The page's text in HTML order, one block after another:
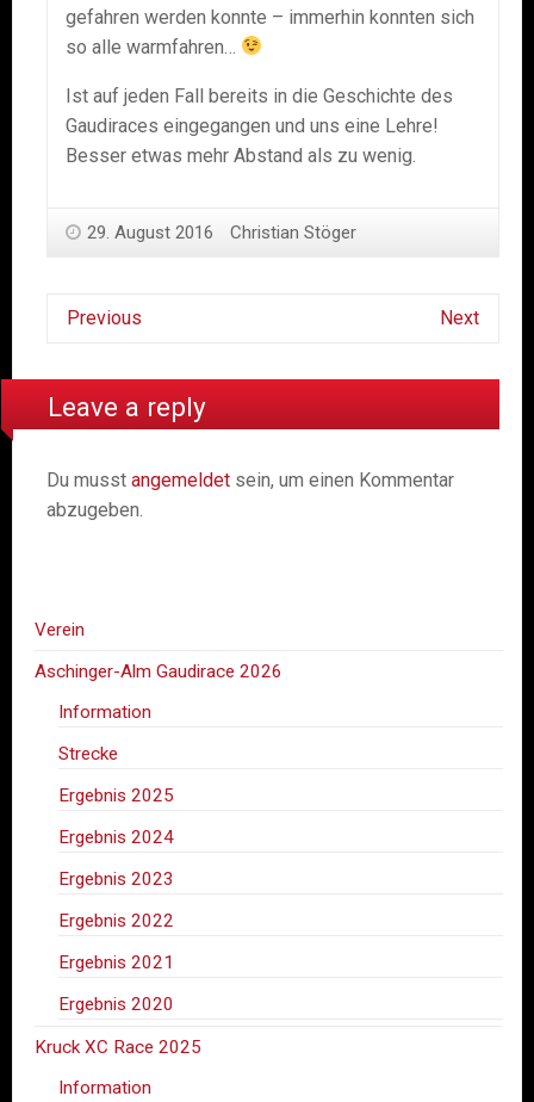
gefahren werden konnte – immerhin konnten sich
so alle warmfahren…
Ist auf jeden Fall bereits in die Geschichte des
Gaudiraces eingegangen und uns eine Lehre!
Besser etwas mehr Abstand als zu wenig.
29. August 2016 Christian Stöger
Previous Next
Leave a reply
Du musst angemeldet sein, um einen Kommentar
abzugeben.
Verein
Aschinger-Alm Gaudirace 2026
Information
Strecke
Ergebnis 2025
Ergebnis 2024
Ergebnis 2023
Ergebnis 2022
Ergebnis 2021
Ergebnis 2020
Kruck XC Race 2025
Information